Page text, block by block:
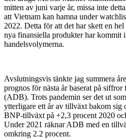
mitten av juni varje år, missa inte
att Vietnam kan hamna under
2022. Detta för att det har skett en
nya finansiella produkter har kommit
handelsvolymerna.
Avslutningsvis tänkte jag summera
prognos för nästa år baserat på
(ADB). Trots pandemin ser det ut
ytterligare ett år av tillväxt bakom sig
BNP-tillväxt på +2,3 procent 2020
Under 2021 räknar ADB med en
omkring 2.2 procent.